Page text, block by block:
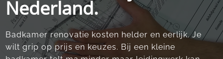
Nederland.
Badkamer renovatie kosten helder en eerlijk.​ Je
wilt grip op prijs en keuzes.​ Bij een kleine